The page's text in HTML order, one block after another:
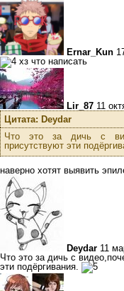
Ernar_Kun
хз что написать
Lir_87 11
Цитата: Deydar
Что это за дичь с
присутствуют эти
наверно хотят выявить
Deydar 11
Что это за дичь с
эти подёргивания.